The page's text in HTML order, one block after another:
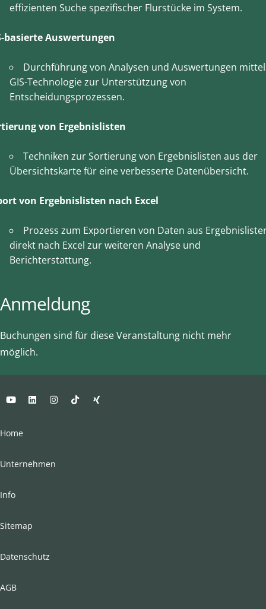
effizienten Suche spezifischer Flurstücke im System.
basierte Auswertungen
Durchführung von Analysen und Auswertungen
GIS-Technologie zur Unterstützung von
Entscheidungsprozessen.
von Ergebnislisten
Techniken zur Sortierung von Ergebnislisten aus der
Übersichtskarte für eine verbesserte Datenübersicht.
von Ergebnislisten nach Excel
Prozess zum Exportieren von Daten aus
direkt nach Excel zur weiteren Analyse und
Berichterstattung.
Anmeldung
Buchungen sind für diese Veranstaltung nicht mehr
möglich.
Home
Unternehmen
Info
Sitemap
Datenschutz
AGB